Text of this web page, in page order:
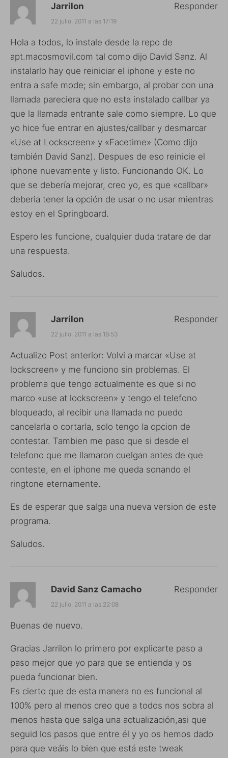
Jarrilon
22 julio, 2011 a las 17:19
Hola a todos, lo instale desde la repo de
apt.macosmovil.com tal como dijo David Sanz. Al
instalarlo hay que reiniciar el iphone y este no
entra a safe mode; sin embargo, al probar con una
llamada pareciera que no esta instalado callbar ya
que la llamada entrante sale como siempre. Lo que
yo hice fue entrar en ajustes/callbar y desmarcar
«Use at Lockscreen» y «Facetime» (Como dijo
también David Sanz). Despues de eso reinicie el
iphone nuevamente y listo. Funcionando OK. Lo
que se debería mejorar, creo yo, es que «callbar»
deberia tener la opción de usar o no usar mientras
estoy en el Springboard.
Espero les funcione, cualquier duda tratare de dar
una respuesta.
Saludos.
Responder
Jarrilon
22 julio, 2011 a las 18:53
Actualizo Post anterior: Volvi a marcar «Use at
lockscreen» y me funciono sin problemas. El
problema que tengo actualmente es que si no
marco «use at lockscreen» y tengo el telefono
bloqueado, al recibir una llamada no puedo
cancelarla o cortarla, solo tengo la opcion de
contestar. Tambien me paso que si desde el
telefono que me llamaron cuelgan antes de que
conteste, en el iphone me queda sonando el
ringtone eternamente.
Es de esperar que salga una nueva version de este
programa.
Saludos.
Responder
David Sanz Camacho
22 julio, 2011 a las 22:08
Buenas de nuevo.
Gracias Jarrilon lo primero por explicarte paso a
paso mejor que yo para que se entienda y os
pueda funcionar bien.
Es cierto que de esta manera no es funcional al
100% pero al menos creo que a todos nos sobra al
menos hasta que salga una actualización,asi que
seguid los pasos que entre él y yo os hemos dado
para que veáis lo bien que está este tweak
Responder